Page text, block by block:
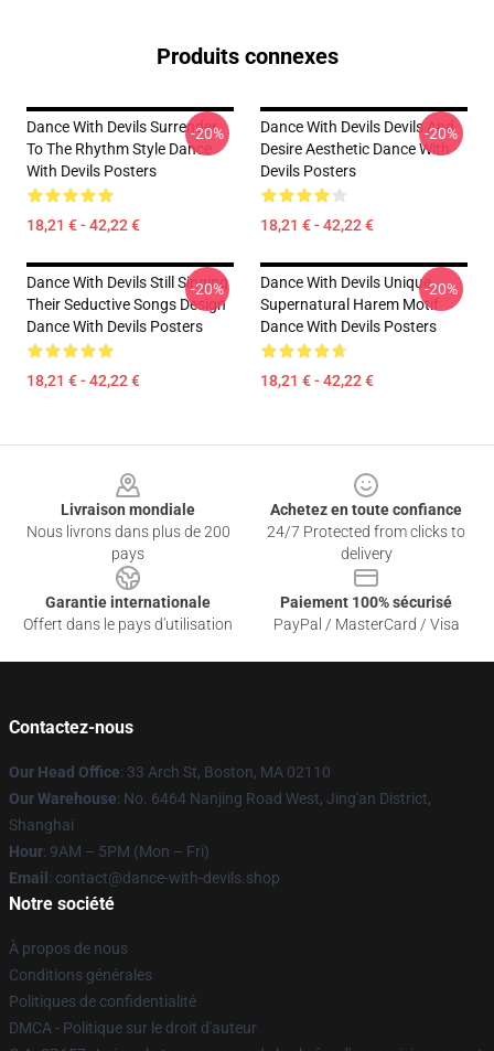
Produits connexes
Dance With Devils Surrender
To The Rhythm Style Dance
With Devils Posters
18,21 € - 42,22 €
-20%
Dance With Devils Devils And
Desire Aesthetic Dance With
Devils Posters
18,21 € - 42,22 €
-20%
Dance With Devils Still Singing
Their Seductive Songs Design
Dance With Devils Posters
18,21 € - 42,22 €
-20%
Dance With Devils Unique
Supernatural Harem Motif
Dance With Devils Posters
18,21 € - 42,22 €
-20%
Livraison mondiale
Nous livrons dans plus de 200
pays
Achetez en toute confiance
24/7 Protected from clicks to
delivery
Garantie internationale
Offert dans le pays d'utilisation
Paiement 100% sécurisé
PayPal / MasterCard / Visa
Contactez-nous
Our Head Office: 33 Arch St, Boston, MA 02110
Our Warehouse: No. 6464 Nanjing Road West, Jing'an District,
Shanghai
Hour: 9AM – 5PM (Mon – Fri)
Email : contact@dance-with-devils.shop
Notre société
À propos de nous
Conditions générales
Politiques de confidentialité
DMCA - Politique sur le droit d'auteur